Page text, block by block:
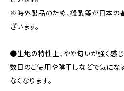
※海外製品のため、縫製等が日本の
ざいます。
●生地の特性上、やや匂いが強く感じ
数日のご使用や陰干しなどで気にな
なくなります。